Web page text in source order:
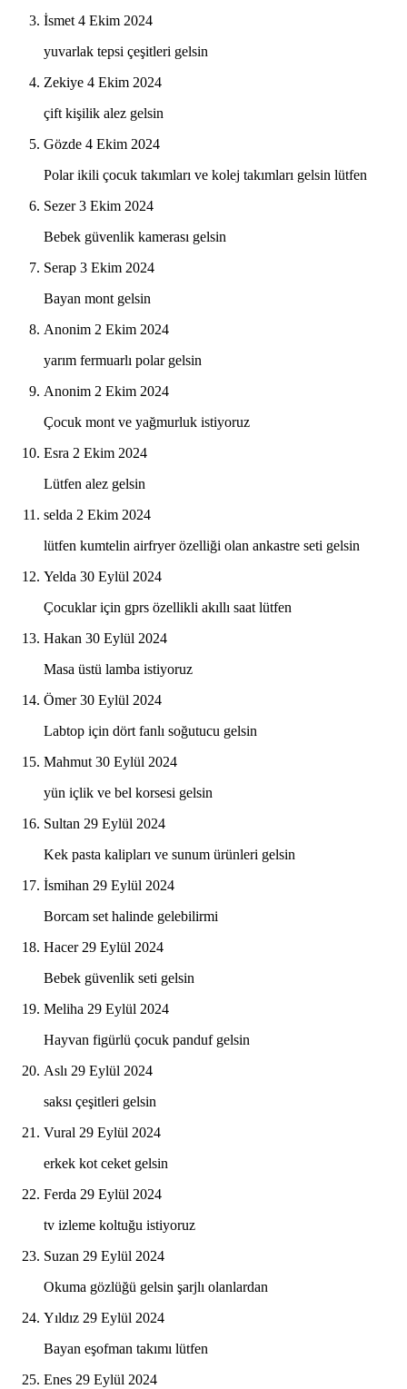
İsmet 4 Ekim 2024
yuvarlak tepsi çeşitleri gelsin
Zekiye 4 Ekim 2024
çift kişilik alez gelsin
Gözde 4 Ekim 2024
Polar ikili çocuk takımları ve kolej takımları gelsin lütfen
Sezer 3 Ekim 2024
Bebek güvenlik kamerası gelsin
Serap 3 Ekim 2024
Bayan mont gelsin
Anonim 2 Ekim 2024
yarım fermuarlı polar gelsin
Anonim 2 Ekim 2024
Çocuk mont ve yağmurluk istiyoruz
Esra 2 Ekim 2024
Lütfen alez gelsin
selda 2 Ekim 2024
lütfen kumtelin airfryer özelliği olan ankastre seti gelsin
Yelda 30 Eylül 2024
Çocuklar için gprs özellikli akıllı saat lütfen
Hakan 30 Eylül 2024
Masa üstü lamba istiyoruz
Ömer 30 Eylül 2024
Labtop için dört fanlı soğutucu gelsin
Mahmut 30 Eylül 2024
yün içlik ve bel korsesi gelsin
Sultan 29 Eylül 2024
Kek pasta kalipları ve sunum ürünleri gelsin
İsmihan 29 Eylül 2024
Borcam set halinde gelebilirmi
Hacer 29 Eylül 2024
Bebek güvenlik seti gelsin
Meliha 29 Eylül 2024
Hayvan figürlü çocuk panduf gelsin
Aslı 29 Eylül 2024
saksı çeşitleri gelsin
Vural 29 Eylül 2024
erkek kot ceket gelsin
Ferda 29 Eylül 2024
tv izleme koltuğu istiyoruz
Suzan 29 Eylül 2024
Okuma gözlüğü gelsin şarjlı olanlardan
Yıldız 29 Eylül 2024
Bayan eşofman takımı lütfen
Enes 29 Eylül 2024